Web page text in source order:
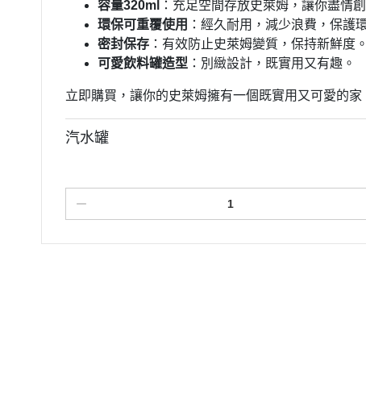
容量320ml
：充足空間存放史萊姆，讓你盡情創
環保可重覆使用 ：經久耐用，減少浪費，保護
密封保存 ：有效防止史萊姆變質，保持新鮮度。
可愛飲料罐造型 ：別緻設計，既實用又有趣。
立即購買，讓你的史萊姆擁有一個既實用又可愛的家
汽水罐